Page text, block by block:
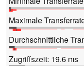
Maximale
Durchschnittliche
Zugriffszeit: 19.6 ms